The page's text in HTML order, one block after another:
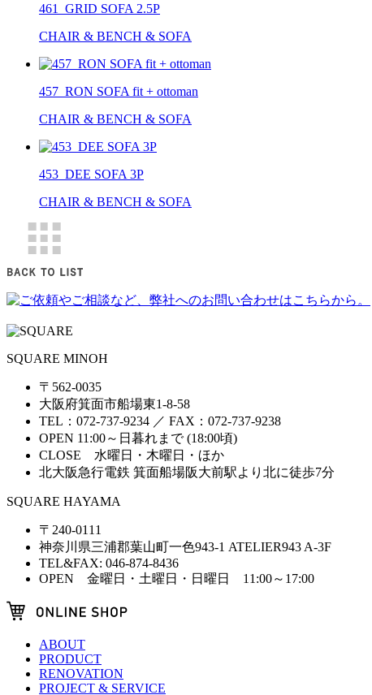
461_GRID SOFA 2.5P
CHAIR & BENCH & SOFA
457_RON SOFA fit + ottoman
CHAIR & BENCH & SOFA
453_DEE SOFA 3P
CHAIR & BENCH & SOFA
SQUARE MINOH
〒562-0035
大阪府箕面市船場東1-8-58
TEL：072-737-9234 ／ FAX：072-737-9238
OPEN 11:00～日暮れまで (18:00頃)
CLOSE 水曜日・木曜日・ほか
北大阪急行電鉄 箕面船場阪大前駅より北に徒歩7分
SQUARE HAYAMA
〒240-0111
神奈川県三浦郡葉山町一色943-1 ATELIER943 A-3F
TEL&FAX: 046-874-8436
OPEN 金曜日・土曜日・日曜日 11:00～17:00
ABOUT
PRODUCT
RENOVATION
PROJECT & SERVICE